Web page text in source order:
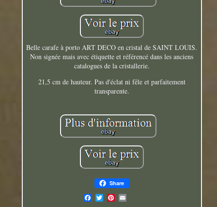
Belle carafe à porto ART DECO en cristal de SAINT LOUIS.
Non signée mais avec étiquette et référencé dans les anciens
catalogues de la cristallerie.
21,5 cm de hauteur. Pas d'éclat ni fêle et parfaitement
transparente.
Share